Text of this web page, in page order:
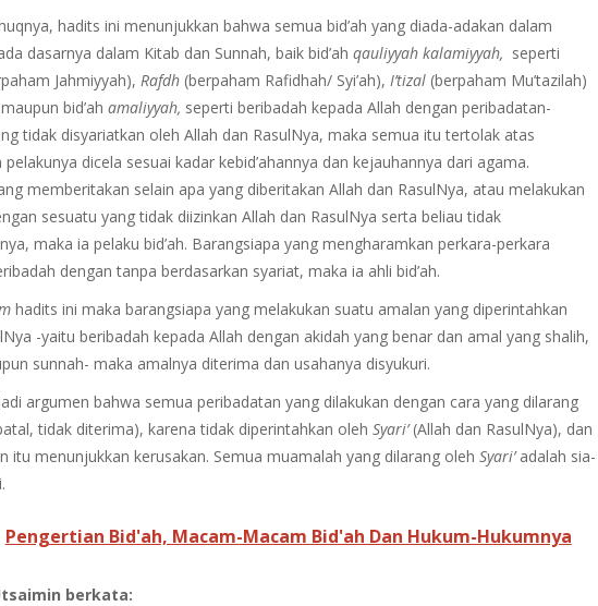
hadits ini menunjukkan bahwa semua bid’ah yang diada-adakan dalam
dasarnya dalam Kitab dan Sunnah, baik bid’ah qauliyyah kalamiyyah, seperti
Jahmiyyah), Rafdh (berpaham Rafidhah/ Syi’ah), I’tizal(berpaham Mu’tazilah)
bid’ah amaliyyah, seperti beribadah kepada Allah dengan peribadatan-
tidak disyariatkan oleh Allah dan RasulNya, maka semua itu tertolak atas
dicela sesuai kadar kebid’ahannya dan kejauhannya dari agama.
memberitakan selain apa yang diberitakan Allah dan RasulNya, atau melakukan
sesuatu yang tidak diizinkan Allah dan RasulNya serta beliau tidak
maka ia pelaku bid’ah. Barangsiapa yang mengharamkan perkara-perkara
dengan tanpa berdasarkan syariat, maka ia ahli bid’ah.
hadits ini maka barangsiapa yang melakukan suatu amalan yang diperintahkan
-yaitu beribadah kepada Allah dengan akidah yang benar dan amal yang shalih,
sunnah- maka amalnya diterima dan usahanya disyukuri.
argumen bahwa semua peribadatan yang dilakukan dengan cara yang dilarang
tidak diterima), karena tidak diperintahkan oleh Syari’(Allah dan RasulNya), dan
itu menunjukkan kerusakan. Semua muamalah yang dilarang oleh Syari’adalah sia-
Pengertian Bid'ah, Macam-Macam Bid'ah Dan Hukum-Hukumnya
berkata: